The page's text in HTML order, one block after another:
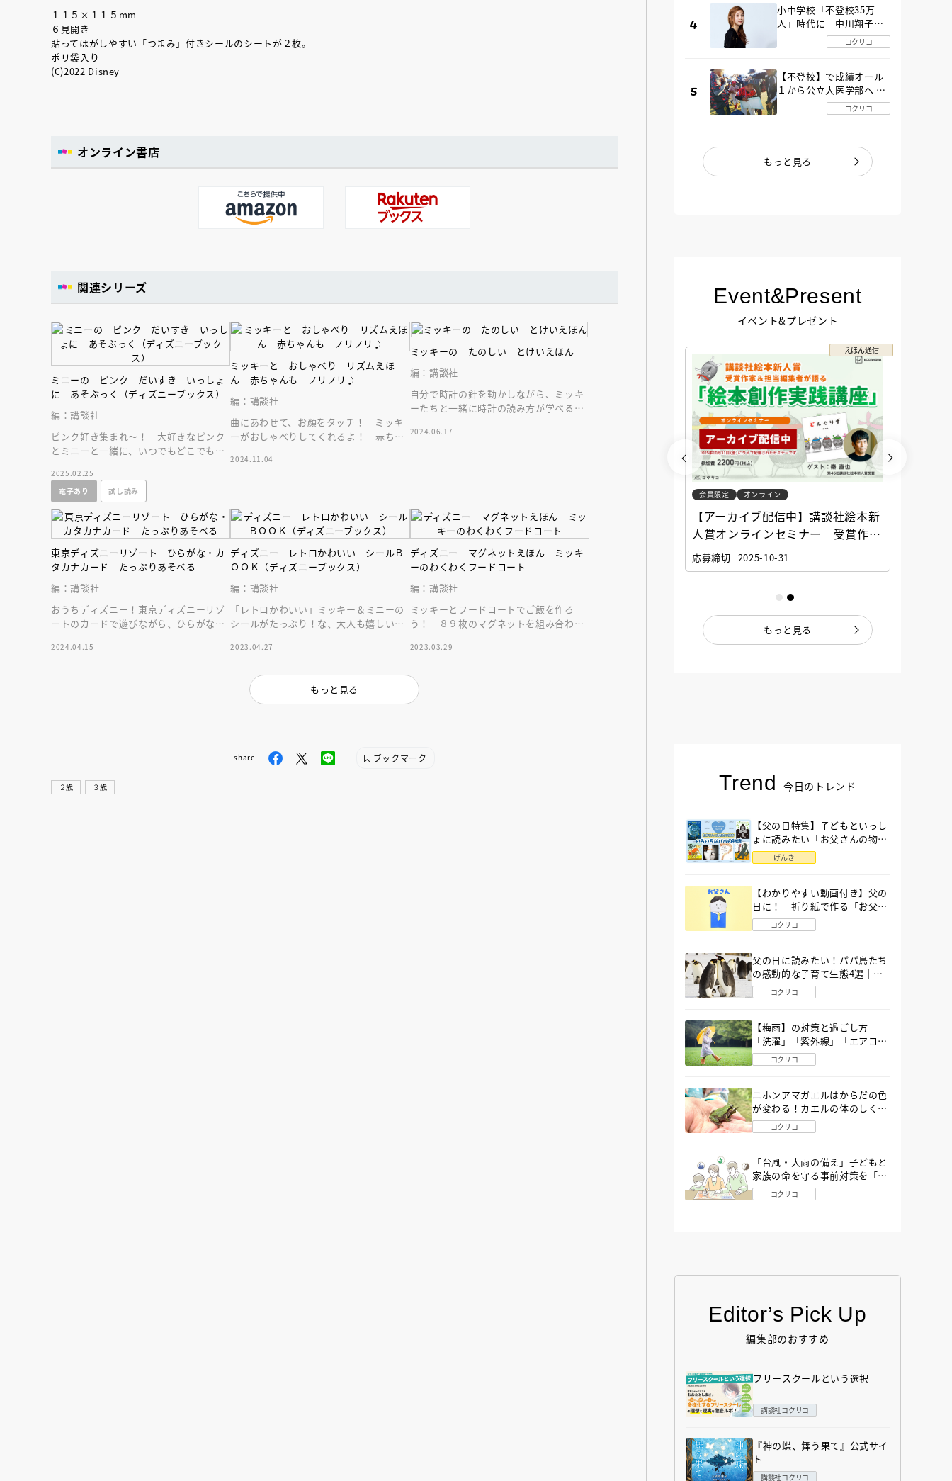
１１５×１１５mm
６見開き
貼ってはがしやすい「つまみ」付きシールのシートが２枚。
ポリ袋入り
(C)2022 Disney
オンライン書店
関連シリーズ
ミニーの ピンク だいすき いっしょ
に あそぶっく（ディズニーブックス）
編：講談社
ピンク好き集まれ～！ 大好きなピンク
とミニーと一緒に、いつでもどこでも遊
なミニサイズ★
2025.02.25
電子あり
試し読み
ミッキーと おしゃべり リズムえほ
ん 赤ちゃんも ノリノリ♪
編：講談社
曲にあわせて、お顔をタッチ！ ミッキ
ーがおしゃべりしてくれるよ！ 赤ちゃ
そび絵本！
2024.11.04
ミッキーの たのしい とけいえほん
編：講談社
自分で時計の針を動かしながら、ミッキ
ーたちと一緒に時計の読み方が学べる
回せる時計つき。
2024.06.17
東京ディズニーリゾート ひらがな・カ
タカナカード たっぷりあそべる
編：講談社
おうちディズニー！東京ディズニーリゾ
ートのカードで遊びながら、ひらがな・
ード９２枚入！
2024.04.15
ディズニー レトロかわいい シールＢ
ＯＯＫ（ディズニーブックス）
編：講談社
「レトロかわいい」ミッキー＆ミニーの
シールがたっぷり！な、大人も嬉しいシ
2023.04.27
ディズニー マグネットえほん ミッキ
ーのわくわくフードコート
編：講談社
ミッキーとフードコートでご飯を作ろ
う！ ８９枚のマグネットを組み合わせ
取らない絵本サイズ
2023.03.29
もっと見る
share ブックマーク
２歳 ３歳
小中学校「不登校35万
人」時代に 中川翔子さ
んが審査委員長「不登校
生動画甲子園 2026」が開
コクリコ
【不登校】で成績オール
１から公立大医学部へ 中
２で起立性調節障害「治
るまで３年」の診断 その
コクリコ
もっと見る
Event&Present
イベント&プレゼント
えほん通信
【アーカイブ配信中】講談社絵本新
人賞オンラインセミナー 受賞作家
と担当編集者が語る「絵本創作実践
講座」
応募締切 2025-10-31
アーカイブ配信中【第67回講談社児
童文学新人賞】受賞作家と前選考委
員に聞く「児童文学創作セミナー」
えほん通信
会員限定 オンライン
【アーカイブ配信中】講談社絵本新
人賞オンラインセミナー 受賞作家
と担当編集者が語る「絵本創作実践
講座」
応募締切 2025-10-31
もっと見る
Trend 今日のトレンド
【父の日特集】子どもといっし
ょに読みたい「お父さんの物
語」６選
げんき
【わかりやすい動画付き】父の
日に！ 折り紙で作る「お父さ
ん」の簡単な折り方
コクリコ
父の日に読みたい！パパ鳥たち
の感動的な子育て生態4選｜図
鑑MOVE
コクリコ
【梅雨】の対策と過ごし方
「洗濯」「紫外線」「エアコ
ン」「ゲリラ豪雨」…〔気象予
報士が完全ガイド〕
コクリコ
ニホンアマガエルはからだの色
が変わる！カエルの体のしくみ
から両生類の特ちょうまで図鑑
MOVEが解説！
コクリコ
「台風・大雨の備え」子どもと
家族の命を守る事前対策を「防
災アドバイザー」が解説
コクリコ
Editor’s Pick Up
編集部のおすすめ
フリースクールという選択
講談社コクリコ
『神の蝶、舞う果て』公式サイ
ト
講談社コクリコ